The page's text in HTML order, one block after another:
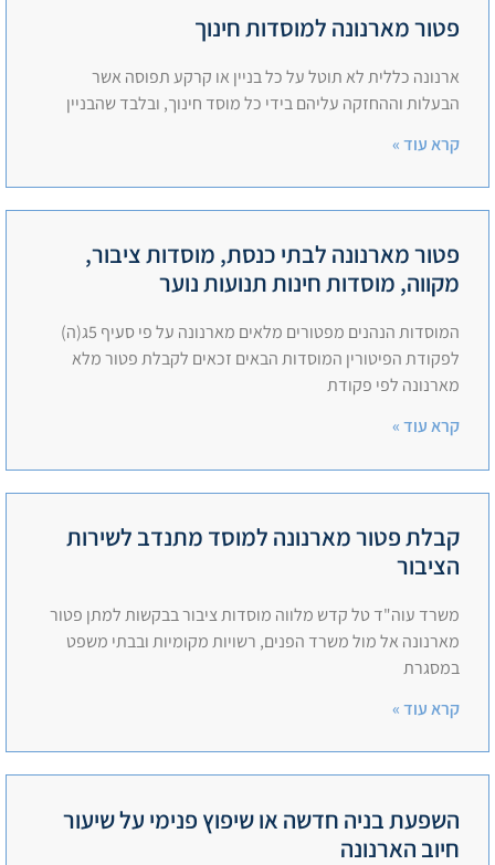
פטור מארנונה למוסדות חינוך
ארנונה כללית לא תוטל על כל בניין או קרקע תפוסה אשר
הבעלות וההחזקה עליהם בידי כל מוסד חינוך, ובלבד שהבניין
קרא עוד »
פטור מארנונה לבתי כנסת, מוסדות ציבור,
מקווה, מוסדות חינות תנועות נוער
המוסדות הנהנים מפטורים מלאים מארנונה על פי סעיף 5ג(ה)
לפקודת הפיטורין המוסדות הבאים זכאים לקבלת פטור מלא
מארנונה לפי פקודת
קרא עוד »
קבלת פטור מארנונה למוסד מתנדב לשירות
הציבור
משרד עוה"ד טל קדש מלווה מוסדות ציבור בבקשות למתן פטור
מארנונה אל מול משרד הפנים, רשויות מקומיות ובבתי משפט
במסגרת
קרא עוד »
השפעת בניה חדשה או שיפוץ פנימי על שיעור
חיוב הארנונה